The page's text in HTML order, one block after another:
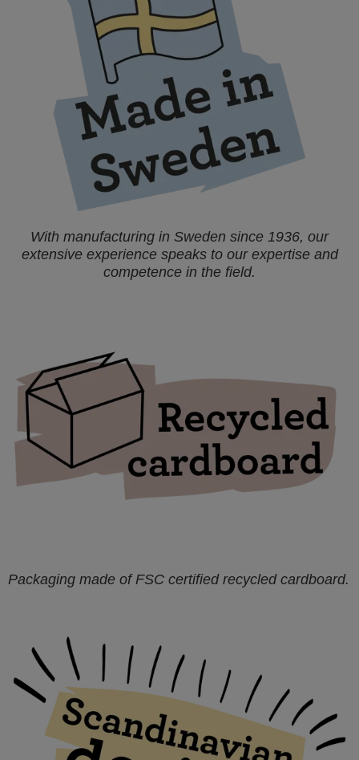
With manufacturing in Sweden since 1936, our
extensive experience speaks to our expertise and
competence in the field.
Packaging made of FSC certified recycled cardboard.